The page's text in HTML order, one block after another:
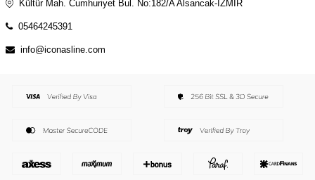
Kültür Mah. Cumhuriyet Bul. No:182/A Alsancak-İZMİR
05464245391
info@iconasline.com